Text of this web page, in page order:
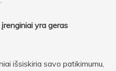
yra geras
išsiskiria savo patikimumu,